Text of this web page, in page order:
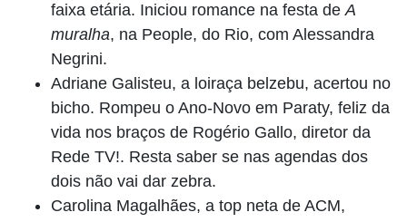
faixa etária. Iniciou romance na festa deA
muralha, na People, do Rio, com Alessandra
Negrini.
Adriane Galisteu, a loiraça belzebu, acertou no
bicho. Rompeu o Ano-Novo em Paraty, feliz da
vida nos braços de Rogério Gallo, diretor da
Rede TV!. Resta saber se nas agendas dos
dois não vai dar zebra.
Carolina Magalhães, a top neta de ACM,